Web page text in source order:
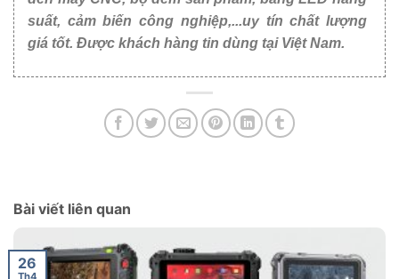
suất, cảm biến công nghiệp,...uy tín chất lượng
giá tốt. Được khách hàng tin dùng tại Việt Nam.
Bài viết liên quan
26
Th4